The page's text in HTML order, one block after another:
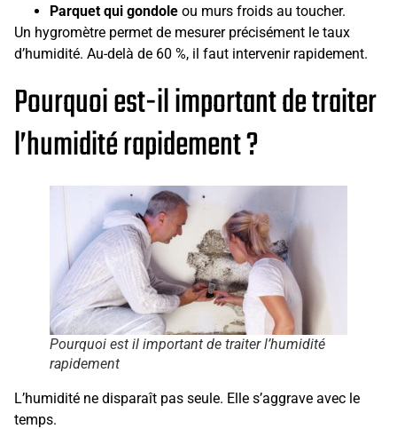
Parquet qui gondole ou murs froids au toucher.
Un hygromètre permet de mesurer précisément le taux
d’humidité. Au-delà de 60 %, il faut intervenir rapidement.
Pourquoi est-il important de traiter
l’humidité rapidement ?
Pourquoi est il important de traiter l’humidité
rapidement
L’humidité ne disparaît pas seule. Elle s’aggrave avec le
temps.